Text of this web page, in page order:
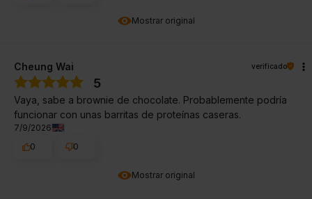
Mostrar original
Mostrar original
Cheung Wai verificado
5
Vaya, sabe a brownie de chocolate. Probablemente podría
funcionar con unas barritas de proteínas caseras.
7/9/2026
0
0